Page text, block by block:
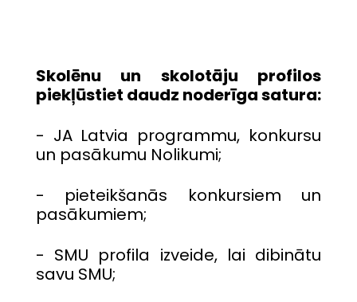
Skolēnu un skolotāju profilos
piekļūstiet daudz noderīga satura:
- JA Latvia programmu, konkursu
un pasākumu Nolikumi;
- pieteikšanās konkursiem un
pasākumiem;
- SMU profila izveide, lai dibinātu
savu SMU;